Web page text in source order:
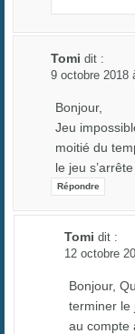
Tomi dit :
9 octobre 2018
Bonjour,
Jeu
moitié du
le jeu
Répondre
Tomi dit :
12 octobre
Bonjour,
terminer le
au compte